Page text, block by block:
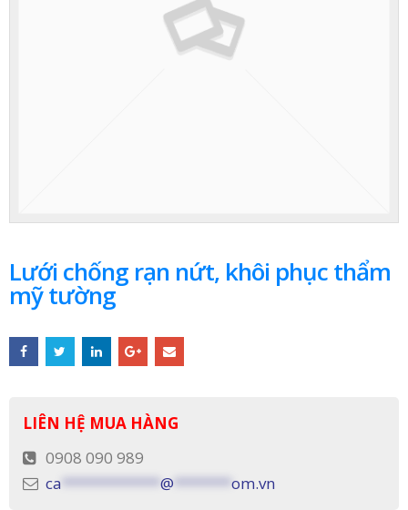
Lưới chống rạn nứt, khôi phục thẩm
mỹ tường
LIÊN HỆ MUA HÀNG
0908 090 989
ca
@ om.vn